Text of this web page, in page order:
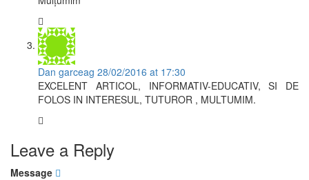
Dan garceag 28/02/2016 at 17:30
EXCELENT ARTICOL, INFORMATIV-EDUCATIV, SI DE
FOLOS IN INTERESUL, TUTUROR , MULTUMIM.
Leave a Reply
Message